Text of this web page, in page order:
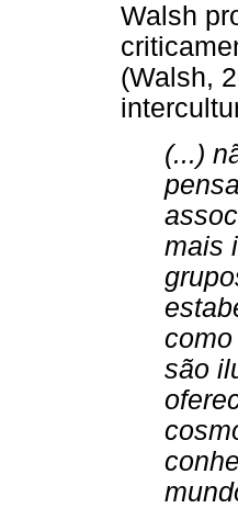
Walsh
(Walsh,
(...)
mais
são